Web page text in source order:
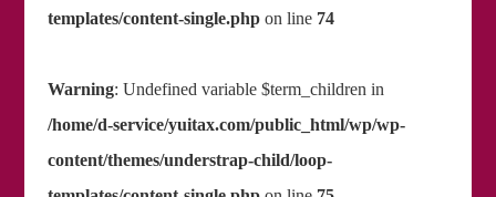
templates/content-single.phpon line 74
Warning: Undefined variable $term_children in
/home/d-service/yuitax.com/public_html/wp/wp-
content/themes/understrap-child/loop-